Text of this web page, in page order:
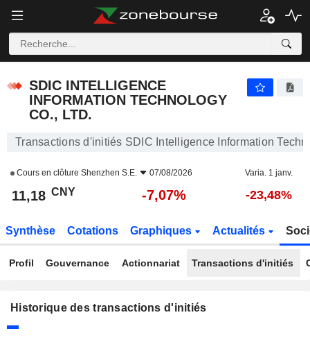
SDIC INTELLIGENCE INFORMATION TECHNOLOGY
SDIC INTELLIGENCE
INFORMATION TECHNOLOGY
CO., LTD.
Transactions d'initiés SDIC Intelligence Information
Cours en clôture Shenzhen S.E. 07/08/2026 Varia. 1 janv.
11,18 CNY -7,07% -23,48%
Synthèse Cotations Graphiques Actualités
Profil Gouvernance Actionnariat Transactions d'initiés
Historique des transactions d'initiés